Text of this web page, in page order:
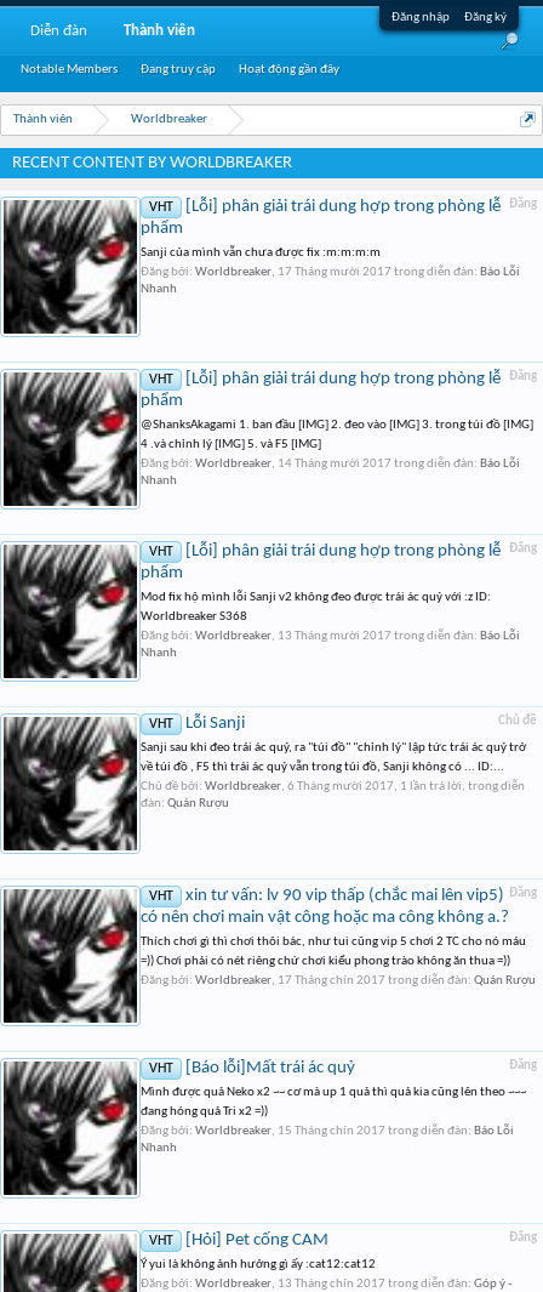
Đăng nhập Đăng ký
Thành viên Worldbreaker
RECENT CONTENT BY WORLDBREAKER
Đăng
VHT
[Lỗi] phân giải trái dung hợp trong phòng lễ
phẩm
Sanji của mình vẫn chưa được fix :m:m:m:m
Đăng bởi: Worldbreaker, 17 Tháng mười 2017 trong diễn đàn: Báo Lỗi
Nhanh
Đăng
VHT
[Lỗi] phân giải trái dung hợp trong phòng lễ
phẩm
@ShanksAkagami 1. ban đầu [IMG] 2. đeo vào [IMG] 3. trong túi đồ [IMG]
4 .và chỉnh lý [IMG] 5. và F5 [IMG]
Đăng bởi: Worldbreaker, 14 Tháng mười 2017 trong diễn đàn: Báo Lỗi
Nhanh
Đăng
VHT
[Lỗi] phân giải trái dung hợp trong phòng lễ
phẩm
Mod fix hộ mình lỗi Sanji v2 không đeo được trái ác quỷ với :z ID:
Worldbreaker S368
Đăng bởi: Worldbreaker, 13 Tháng mười 2017 trong diễn đàn: Báo Lỗi
Nhanh
Chủ đề
VHT Lỗi Sanji
Sanji sau khi đeo trái ác quỷ, ra "túi đồ" "chỉnh lý" lập tức trái ác quỷ trở
về túi đồ , F5 thì trái ác quỷ vẫn trong túi đồ, Sanji không có ... ID:...
Chủ đề bởi: Worldbreaker, 6 Tháng mười 2017, 1 lần trả lời, trong diễn
đàn: Quán Rượu
Đăng
VHT
xin tư vấn: lv 90 vip thấp (chắc mai lên vip5)
có nên chơi main vật công hoặc ma công không a.?
Thích chơi gì thì chơi thôi bác, như tui cũng vip 5 chơi 2 TC cho nó máu
=)) Chơi phải có nét riêng chứ chơi kiểu phong trào không ăn thua =))
Đăng bởi: Worldbreaker, 17 Tháng chín 2017 trong diễn đàn: Quán Rượu
Đăng
VHT [Báo lỗi]Mất trái ác quỷ
Mình được quả Neko x2 ~~ cơ mà up 1 quả thì quả kia cũng lên theo ~~~
đang hóng quả Tri x2 =))
Đăng bởi: Worldbreaker, 15 Tháng chín 2017 trong diễn đàn: Báo Lỗi
Nhanh
Đăng
VHT [Hỏi] Pet cống CAM
Ý yui là không ảnh hưởng gì ấy :cat12:cat12
Đăng bởi: Worldbreaker, 13 Tháng chín 2017 trong diễn đàn: Góp ý -
Diễn đàn Thành viên
Notable Members Đang truy cập Hoạt động gần đây